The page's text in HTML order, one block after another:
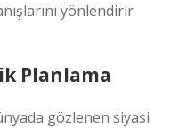
yönlendirir
Planlama
gözlenen siyasi